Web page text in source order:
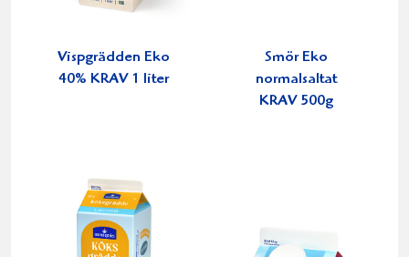
Vispgrädden Eko
40% KRAV 1 liter
Smör Eko
normalsaltat
KRAV 500g